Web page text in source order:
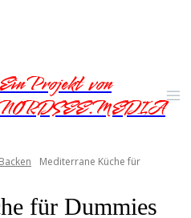
Projekt von
Mediterrane Küche für
für Dummies